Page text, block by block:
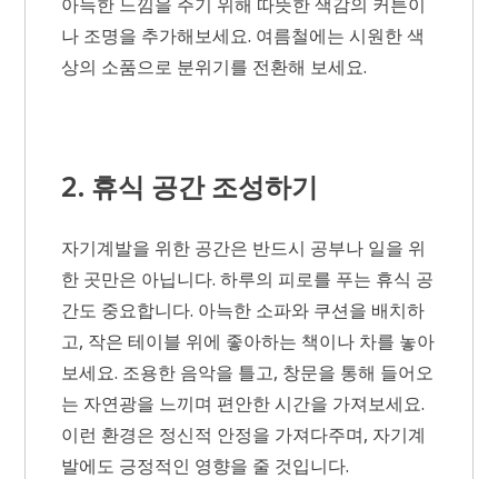
나 조명을 추가해보세요. 여름철에는 시원한 색
상의 소품으로 분위기를 전환해 보세요.
2. 휴식 공간 조성하기
자기계발을 위한 공간은 반드시 공부나 일을 위
한 곳만은 아닙니다. 하루의 피로를 푸는 휴식 공
간도 중요합니다. 아늑한 소파와 쿠션을 배치하
고, 작은 테이블 위에 좋아하는 책이나 차를 놓아
보세요. 조용한 음악을 틀고, 창문을 통해 들어오
는 자연광을 느끼며 편안한 시간을 가져보세요.
이런 환경은 정신적 안정을 가져다주며, 자기계
발에도 긍정적인 영향을 줄 것입니다.